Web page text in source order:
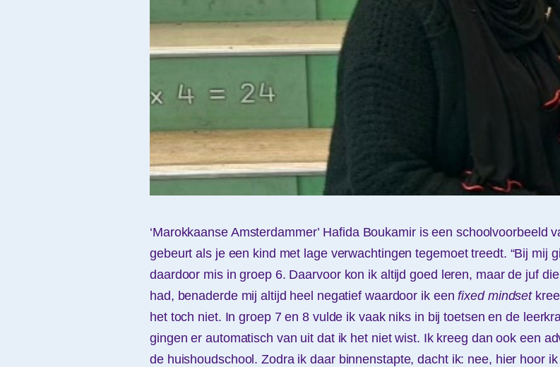
‘Marokkaanse Amsterdammer’ Hafida Boukamir is een schoolvoorbeeld
gebeurt als je een kind met lage verwachtingen tegemoet treedt. “Bij mij
daardoor mis in groep 6. Daarvoor kon ik altijd goed leren, maar de juf
had, benaderde mij altijd heel negatief waardoor ik eenfixed mindset
het toch niet. In groep 7 en 8 vulde ik vaak niks in bij toetsen en de
gingen er automatisch van uit dat ik het niet wist. Ik kreeg dan ook een
de huishoudschool. Zodra ik daar binnenstapte, dacht ik: nee, hier hoor ik